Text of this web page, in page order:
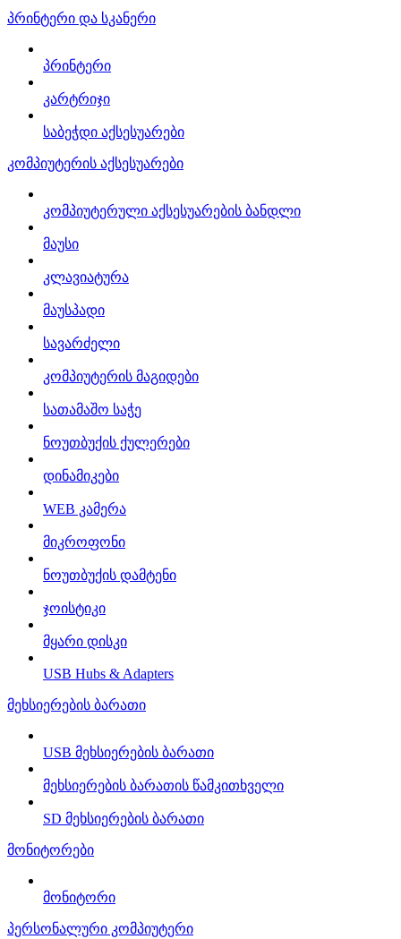
პრინტერი და სკანერი
პრინტერი
კარტრიჯი
საბეჭდი აქსესუარები
კომპიუტერის აქსესუარები
კომპიუტერული აქსესუარების ბანდლი
მაუსი
კლავიატურა
მაუსპადი
სავარძელი
კომპიუტერის მაგიდები
სათამაშო საჭე
ნოუთბუქის ქულერები
დინამიკები
WEB კამერა
მიკროფონი
ნოუთბუქის დამტენი
ჯოისტიკი
მყარი დისკი
USB Hubs & Adapters
მეხსიერების ბარათი
USB მეხსიერების ბარათი
მეხსიერების ბარათის წამკითხველი
SD მეხსიერების ბარათი
მონიტორები
მონიტორი
პერსონალური კომპიუტერი